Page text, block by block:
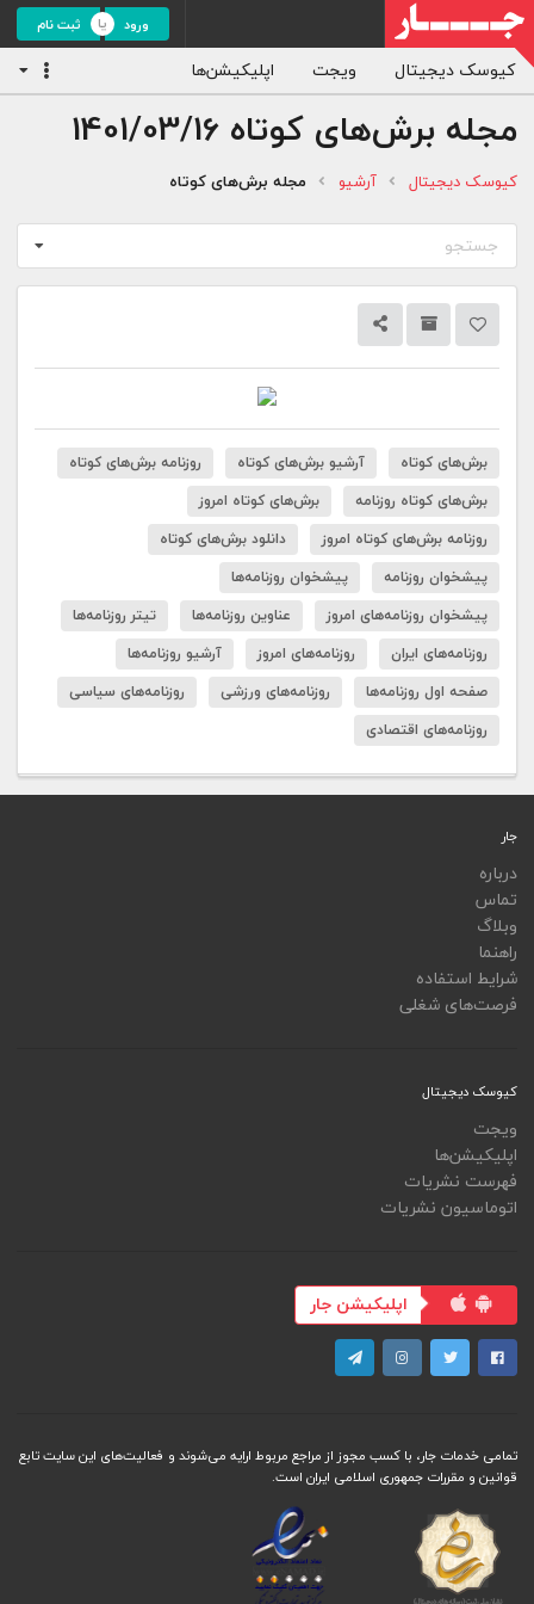
ورود ثبت نام
کیوسک دیجیتال ویجت اپلیکیشن‌ها
مجله برش‌های کوتاه 1401/03/16
کیوسک دیجیتال آرشیو مجله برش‌های کوتاه
جستجو
برش‌های کوتاه آرشیو برش‌های کوتاه
روزنامه برش‌های کوتاه
برش‌های کوتاه روزنامه
برش‌های کوتاه امروز
روزنامه برش‌های کوتاه امروز
دانلود برش‌های کوتاه
پیشخوان روزنامه
پیشخوان روزنامه‌ها
پیشخوان روزنامه‌های امروز
عناوین روزنامه‌ها
تیتر روزنامه‌ها
روزنامه‌های ایران
روزنامه‌های امروز
آرشیو روزنامه‌ها
صفحه اول روزنامه‌ها
روزنامه‌های ورزشی
روزنامه‌های سیاسی
روزنامه‌های اقتصادی
جار
درباره
تماس
وبلاگ
راهنما
شرایط استفاده
فرصت‌های شغلی
کیوسک دیجیتال
ویجت
اپلیکیشن‌ها
فهرست نشریات
اتوماسیون نشریات
اپلیکیشن جار
تمامی خدمات جار، با کسب مجوز از مراجع مربوط ارایه می‌شوند و فعاليت‌های اين سايت تابع
قوانين و مقررات جمهوری اسلامی ايران است.